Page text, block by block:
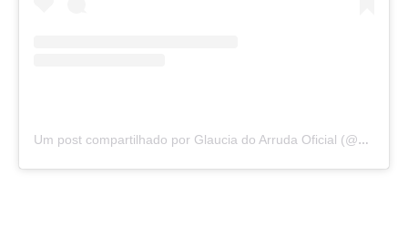
Um post compartilhado por Glaucia do Arruda Oficial (@glauciadoarruda)